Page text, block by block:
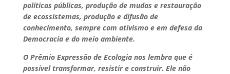
políticas públicas, produção de mudas e restauração
de ecossistemas, produção e difusão de
conhecimento, sempre com ativismo e em defesa da
Democracia e do meio ambiente.
O Prêmio Expressão de Ecologia nos lembra que é
possível transformar, resistir e construir. Ele não